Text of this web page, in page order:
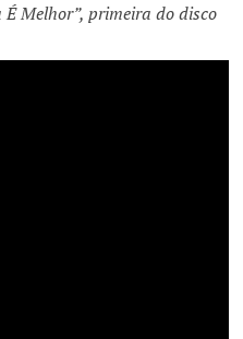
Melhor”, primeira do disco